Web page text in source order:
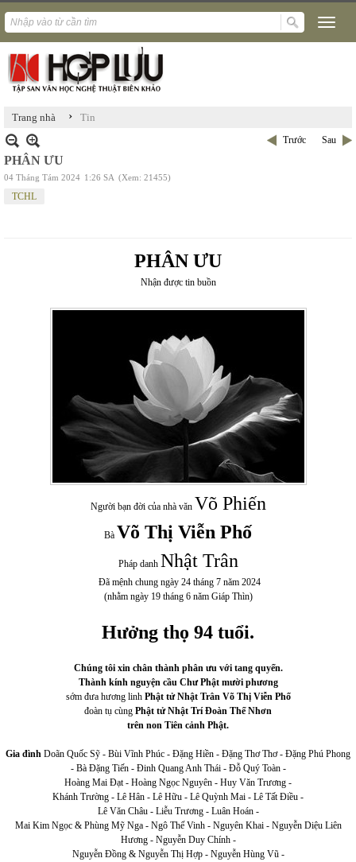
Trang nhà › Tin
Trước Sau
PHÂN ƯU
04 Tháng Tám 2024 1:26 SA (Xem: 21455)
TCHL
PHÂN ƯU
Nhận được tin buồn
Người bạn đời của nhà văn Võ Phiến
Bà Võ Thị Viễn Phố
Pháp danh Nhật Trân
Đã mệnh chung ngày 24 tháng 7 năm 2024
(nhằm ngày 19 tháng 6 năm Giáp Thìn)
Hưởng thọ 94 tuổi.
Chúng tôi xin chân thành phân ưu với tang quyến.
Thành kính nguyện cầu Chư Phật mười phương
sớm đưa hương linh Phật tử Nhật Trân Võ Thị Viễn Phố
đoàn tụ cùng Phật tử Nhật Trí Đoàn Thế Nhơn
trên non Tiên cảnh Phật.
Gia đình Doãn Quốc Sỹ - Bùi Vĩnh Phúc - Đặng Hiền - Đặng Thơ Thơ - Đặng Phú Phong
- Bà Đặng Tiến - Đinh Quang Anh Thái - Đỗ Quý Toàn -
Hoàng Mai Đạt - Hoàng Ngọc Nguyên - Huy Văn Trương -
Khánh Trường - Lê Hân - Lê Hữu - Lê Quỳnh Mai - Lê Tất Điều -
Lê Văn Châu - Liễu Trương - Luân Hoán -
Mai Kim Ngọc & Phùng Mỹ Nga - Ngô Thế Vinh - Nguyên Khai - Nguyễn Diệu Liên
Hương - Nguyễn Duy Chính -
Nguyễn Đồng & Nguyễn Thị Hợp - Nguyễn Hùng Vũ -